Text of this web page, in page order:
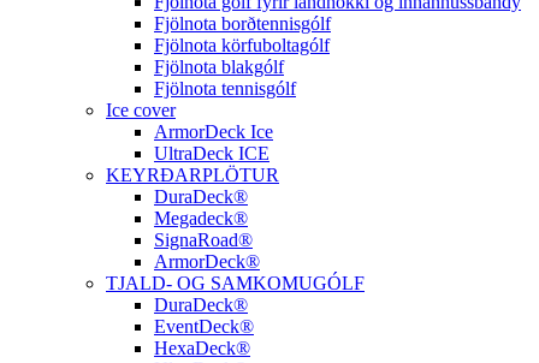
Fjölnota borðtennisgólf
Fjölnota körfuboltagólf
Fjölnota blakgólf
Fjölnota tennisgólf
Ice cover
ArmorDeck Ice
UltraDeck ICE
KEYRÐARPLÖTUR
DuraDeck®
Megadeck®
SignaRoad®
ArmorDeck®
TJALD- OG SAMKOMUGÓLF
DuraDeck®
EventDeck®
HexaDeck®